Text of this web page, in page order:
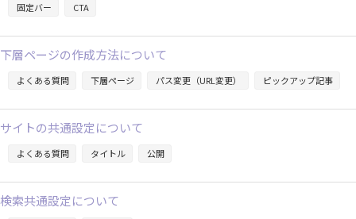
固定バー CTA
下層ページの作成方法について
よくある質問 下層ページ パス変更（URL変更） ピックアップ記事
サイトの共通設定について
よくある質問 タイトル 公開
検索共通設定について